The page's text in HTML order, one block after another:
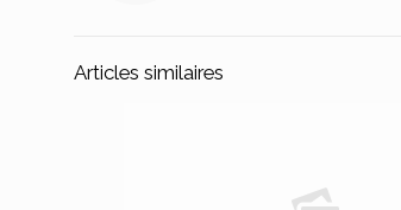
Articles similaires